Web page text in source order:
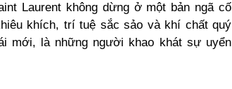
Laurent không dừng ở một bản ngã cố
khích, trí tuệ sắc sảo và khí chất quý
mới, là những người khao khát sự uyển